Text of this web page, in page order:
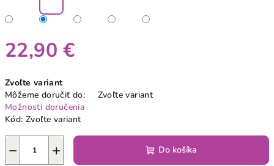
22,90 €
cena:
Zvoľte variant
Môžeme doručiť do:
Zvoľte variant
Možnosti doručenia
Kód: Zvoľte variant
+
− Do košíka